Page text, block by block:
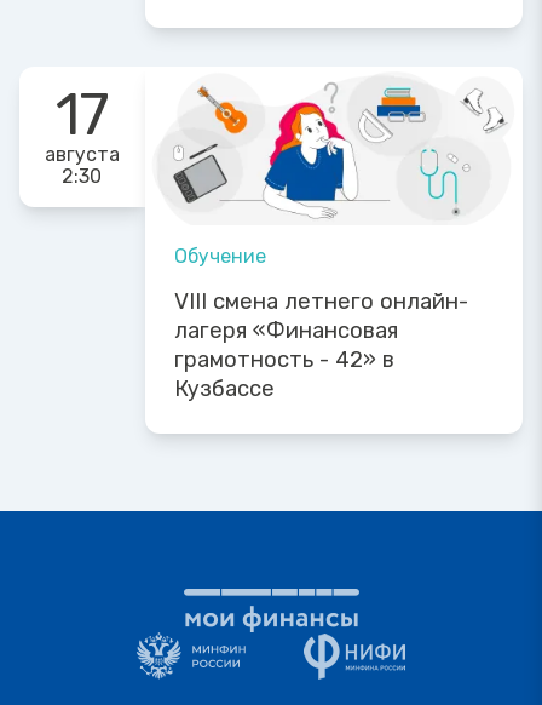
17
августа
2:30
Обучение
VIII смена летнего онлайн-
лагеря «Финансовая
грамотность - 42» в
Кузбассе